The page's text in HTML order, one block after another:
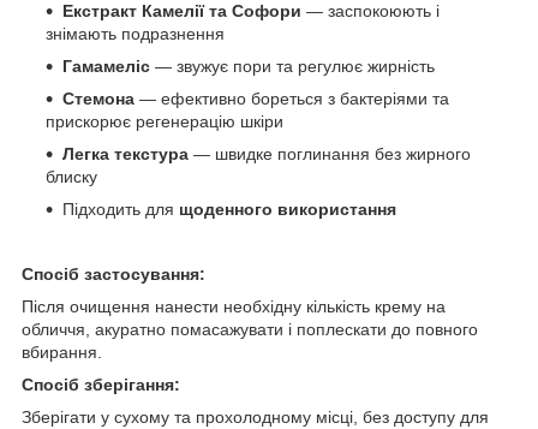
Екстракт Камелії та Софори — заспокоюють і
знімають подразнення
Гамамеліс — звужує пори та регулює жирність
Стемона — ефективно бореться з бактеріями та
прискорює регенерацію шкіри
Легка текстура — швидке поглинання без жирного
блиску
Підходить для щоденного використання
Спосіб застосування:
Після очищення нанести необхідну кількість крему на
обличчя, акуратно помасажувати і поплескати до повного
вбирання.
Спосіб зберігання:
Зберігати у сухому та прохолодному місці, без доступу для